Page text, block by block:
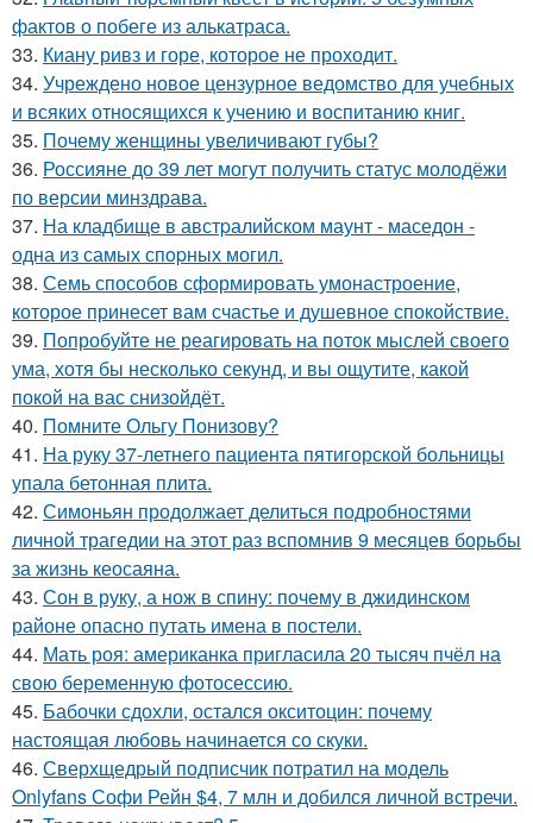
фактов о побеге из алькатраса.
33. Киану ривз и горе, которое не проходит.
34. Учреждено новое цензурное ведомство для учебных
и всяких относящихся к учению и воспитанию книг.
35. Почему женщины увеличивают губы?
36. Россияне до 39 лет могут получить статус молодёжи
по версии минздрава.
37. На кладбище в австpалийском маунт - маседон -
одна из самых спopных могил.
38. Семь способов сформировать умонастроение,
которое принесет вам счастье и душевное спокойствие.
39. Попробуйте не реагировать на поток мыслей своего
ума, хотя бы несколько секунд, и вы ощутите, какой
покой на вас снизойдёт.
40. Помните Ольгу Понизову?
41. На руку 37-летнего пациента пятигорской больницы
упала бетонная плита.
42. Симоньян продолжает делиться подробностями
личной трагедии на этот раз вспомнив 9 месяцев борьбы
за жизнь кеосаяна.
43. Сон в руку, а нож в спину: почему в джидинском
районе опасно путать имена в постели.
44. Мать роя: американка пригласила 20 тысяч пчёл на
свою беременную фотосессию.
45. Бабочки сдохли, остался окситоцин: почему
настоящая любовь начинается со скуки.
46. Сверхщедрый подписчик потратил на модель
Onlyfans Софи Рейн $4, 7 млн и добился личной встречи.